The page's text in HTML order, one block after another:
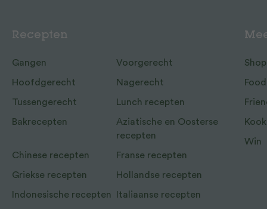
Recepten
Gangen Voorgerecht
Hoofdgerecht Nagerecht
Tussengerecht Lunch recepten
Bakrecepten
Aziatische en Oosterse
recepten
Chinese recepten Franse recepten
Griekse recepten Hollandse recepten
Indonesische recepten Italiaanse recepten
Shop
Win